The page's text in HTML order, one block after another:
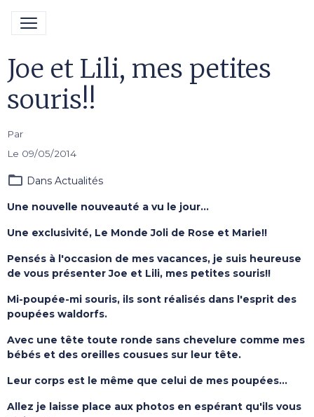
Joe et Lili, mes petites
souris!!
Par
Le 09/05/2014
Dans Actualités
Une nouvelle nouveauté a vu le jour...
Une exclusivité, Le Monde Joli de Rose et Marie!!
Pensés à l'occasion de mes vacances, je suis heureuse
de vous présenter Joe et Lili, mes petites souris!!
Mi-poupée-mi souris, ils sont réalisés dans l'esprit des
poupées waldorfs.
Avec une tête toute ronde sans chevelure comme mes
bébés et des oreilles cousues sur leur tête.
Leur corps est le même que celui de mes poupées...
Allez je laisse place aux photos en espérant qu'ils vous